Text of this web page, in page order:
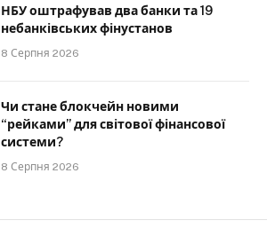
НБУ оштрафував два банки та 19
небанківських фінустанов
8 Серпня 2026
Чи стане блокчейн новими
“рейками” для світової фінансової
системи?
8 Серпня 2026